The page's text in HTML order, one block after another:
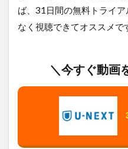
ば、31日間の無料トライ
なく視聴できてオススメで
＼今すぐ動画